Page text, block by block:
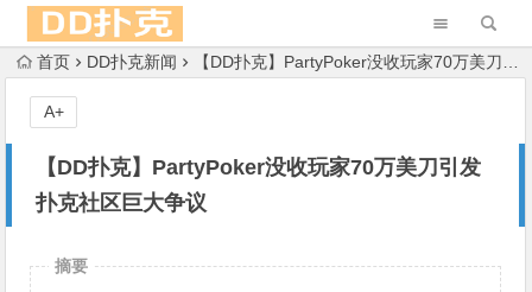
首页 DD扑克新闻 【DD扑克】PartyPoker没收玩家70万美刀引发扑克社区巨大争议
【DD扑克】PartyPoker没收玩家70万美刀引发
扑克社区巨大争议
A+
摘要